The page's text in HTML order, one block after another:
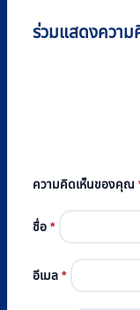
ร่วมแสดงความ
ความคิดเห็นของคุณ
ชื่อ *
อีเมล *